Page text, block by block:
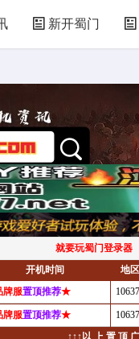
新开蜀门